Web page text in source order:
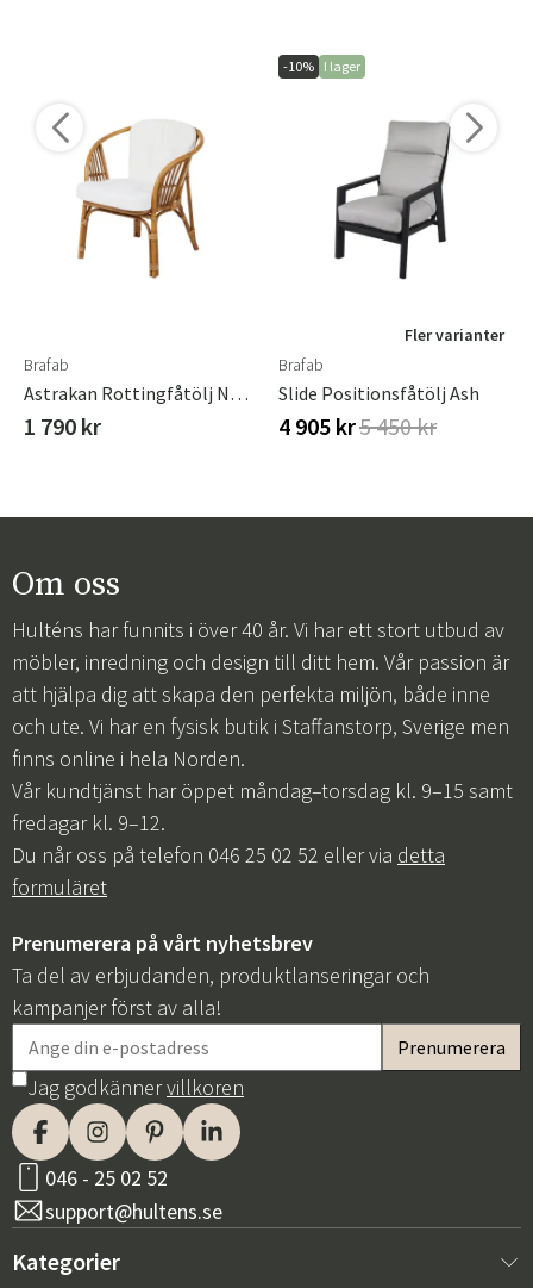
Brafab
Astrakan Rottingfåtölj Natur/vit
1 790 kr
-10% I lager
Fler varianter
Brafab
Slide Positionsfåtölj Ash
4 905 kr5 450 kr
Om oss
Hulténs har funnits i över 40 år. Vi har ett stort utbud av
möbler, inredning och design till ditt hem. Vår passion är
att hjälpa dig att skapa den perfekta miljön, både inne
och ute. Vi har en fysisk butik i Staffanstorp, Sverige men
finns online i hela Norden.
Vår kundtjänst har öppet måndag–torsdag kl. 9–15 samt
fredagar kl. 9–12.
Du når oss på telefon 046 25 02 52 eller via detta
formuläret
Prenumerera på vårt nyhetsbrev
Ta del av erbjudanden, produktlanseringar och
kampanjer först av alla!
Jag godkännervillkoren
046 - 25 02 52
support@hultens.se
Kategorier